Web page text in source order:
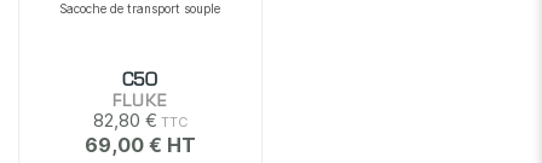
Sacoche de transport souple
C50
FLUKE
82,80 €
69,00 €